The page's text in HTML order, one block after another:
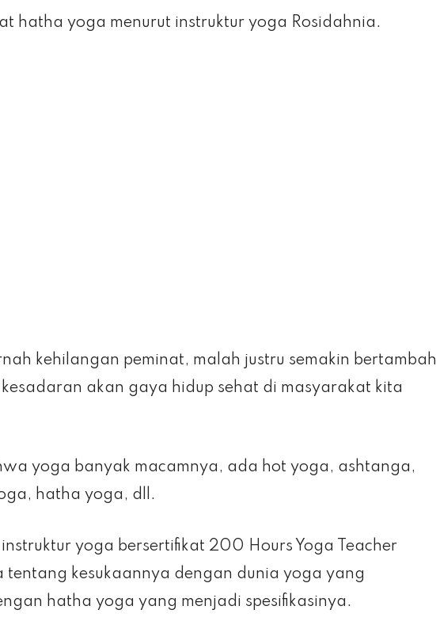
hatha yoga menurut instruktur yoga Rosidahnia.
kehilangan peminat, malah justru semakin bertambah
akan gaya hidup sehat di masyarakat kita
yoga banyak macamnya, ada hot yoga, ashtanga,
hatha yoga, dll.
yoga bersertifikat 200 Hours Yoga Teacher
tentang kesukaannya dengan dunia yoga yang
hatha yoga yang menjadi spesifikasinya.